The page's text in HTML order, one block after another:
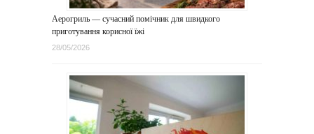
Аерогриль — сучасний помічник для швидкого
приготування корисної їжі
28/05/2026